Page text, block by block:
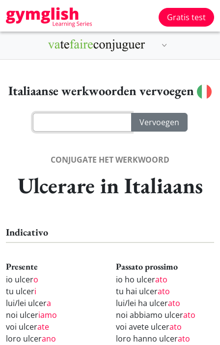
Gratis test
Italiaanse werkwoorden vervoegen
CONJUGATE HET WERKWOORD
Ulcerare in Italiaans
Indicativo
Presente
io ulcero
tu ulceri
lui/lei ulcera
noi ulceriamo
voi ulcerate
loro ulcerano
Passato prossimo
io ho ulcerato
tu hai ulcerato
lui/lei ha ulcerato
noi abbiamo ulcerato
voi avete ulcerato
loro hanno ulcerato